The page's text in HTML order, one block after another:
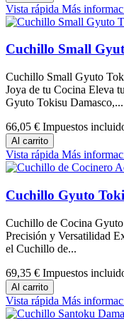
Vista rápida Más
Cuchillo Small
Cuchillo Small Gyuto
Joya de tu Cocina Eleva
Gyuto Tokisu Damasco,...
66,05 € Impuestos
Al carrito
Vista rápida Más
Cuchillo Gyuto
Cuchillo de Cocina
Precisión y Versatilidad
el Cuchillo de...
69,35 € Impuestos
Al carrito
Vista rápida Más